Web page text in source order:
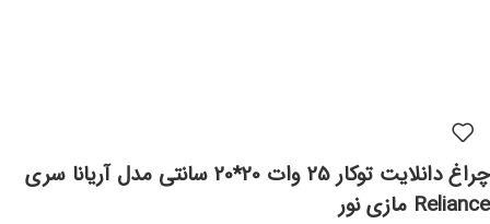
چراغ دانلایت توکار 25 وات 20*20 سانتی مدل آریانا سری
Reliance مازی نور